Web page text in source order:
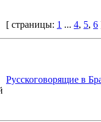
[ страницы: 1 ... 4, 5, 6
Русскоговорящие в